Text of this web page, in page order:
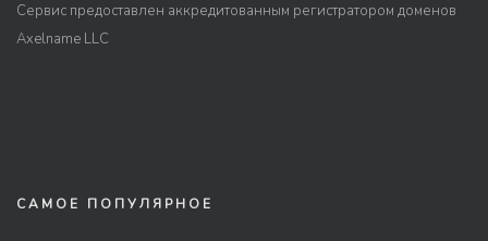
Сервис предоставлен аккредитованным регистратором доменов
Axelname LLC
САМОЕ ПОПУЛЯРНОЕ